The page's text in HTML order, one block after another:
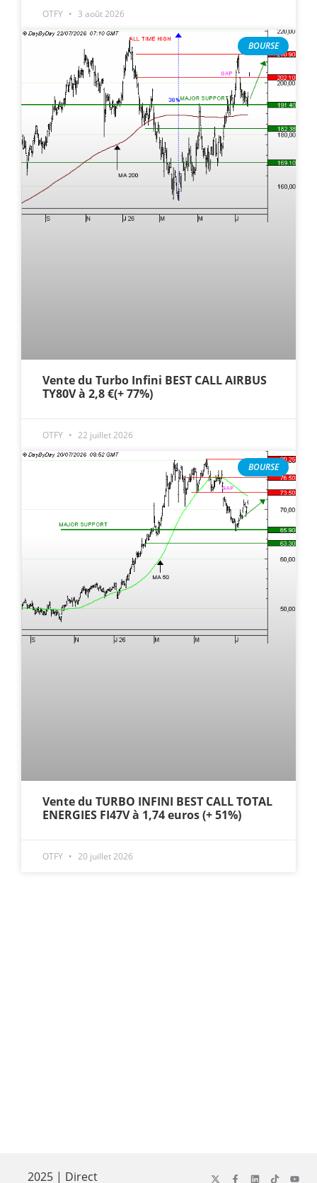
OTFY 3 août 2026
BOURSE
Vente du Turbo Infini BEST CALL AIRBUS
TY80V à 2,8 €(+ 77%)
OTFY 22 juillet 2026
BOURSE
Vente du TURBO INFINI BEST CALL TOTAL
ENERGIES FI47V à 1,74 euros (+ 51%)
OTFY 20 juillet 2026
2025 | Direct